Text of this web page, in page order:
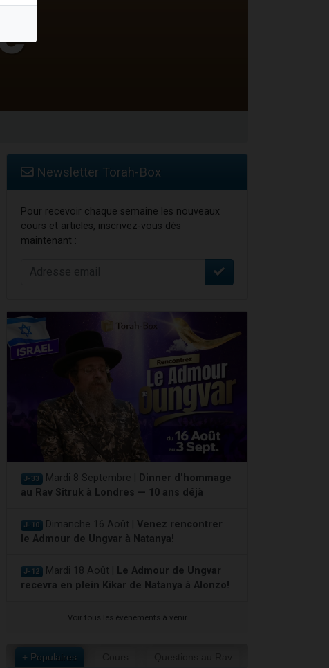
Newsletter Torah-Box
Pour recevoir chaque semaine les nouveaux
cours et articles, inscrivez-vous dès
maintenant :
J-33 Mardi 8 Septembre |
Dinner d'hommage
au Rav Sitruk à Londres — 10 ans déjà
J-10 Dimanche 16 Août | Venez rencontrer
le Admour de Ungvar à Natanya!
J-12 Mardi 18 Août |
Le Admour de Ungvar
recevra en plein Kikar de Natanya à Alonzo!
Voir tous les événements à venir
+ Populaires